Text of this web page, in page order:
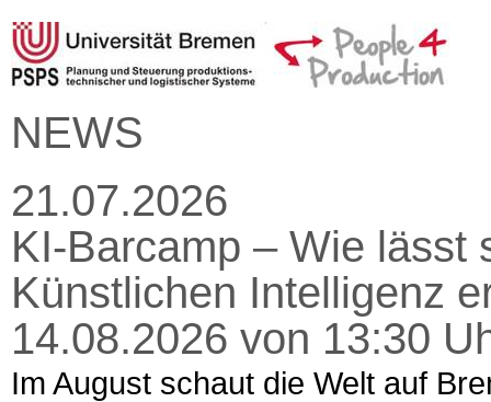
NEWS
21.07.2026
KI-Barcamp – Wie lässt
Künstlichen Intelligenz
14.08.2026 von 13:30
Im August schaut die Welt auf